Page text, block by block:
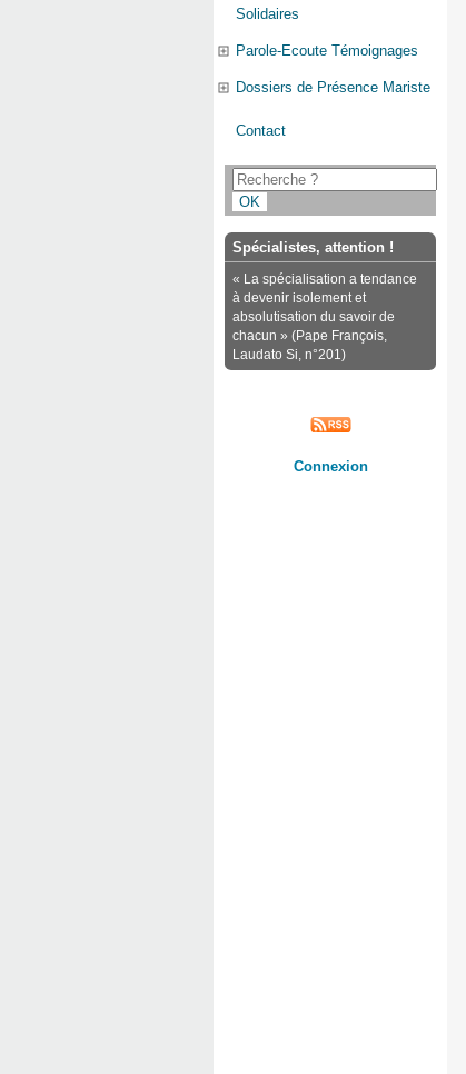
Solidaires
Parole-Ecoute Témoignages
Dossiers de Présence Mariste
Contact
Spécialistes, attention !
« La spécialisation a tendance
à devenir isolement et
absolutisation du savoir de
chacun » (Pape François,
Laudato Si, n°201)
Connexion